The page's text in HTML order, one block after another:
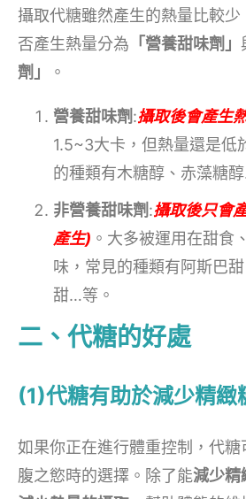
攝取代糖雖然產生的熱量比較
否產生熱量分為 「營養甜味劑」
劑」
。
營養甜味劑:攝取後會產生
1.5~3大卡，但熱量還是低
的種類有木糖醇、赤藻糖
非營養甜味劑:攝取後只會
產生) 。大多被運用在甜食
味，常見的種類有阿斯巴
甜…等。
二、代糖的好處
(1)代糖有助於減少精緻
如果你正在進行體重控制，代糖
腹之慾時的選擇。除了能減少精